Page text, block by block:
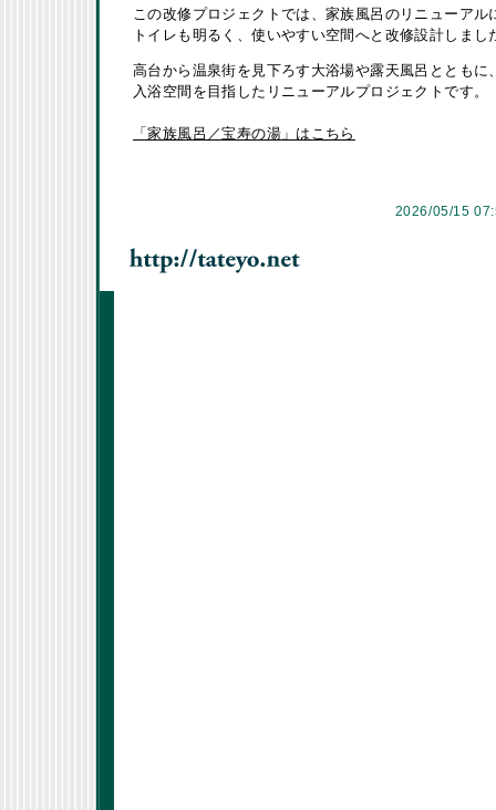
この改修プロジェクトでは、家族風呂のリニューア
トイレも明るく、使いやすい空間へと改修設計しまし
高台から温泉街を見下ろす大浴場や露天風呂ととも
入浴空間を目指したリニューアルプロジェクトです。
「家族風呂／宝寿の湯」はこちら
2026/05/15